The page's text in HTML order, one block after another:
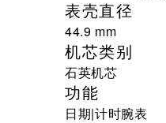
表壳直径
44.9 mm
机芯类别
石英机芯
功能
日期|计时腕表